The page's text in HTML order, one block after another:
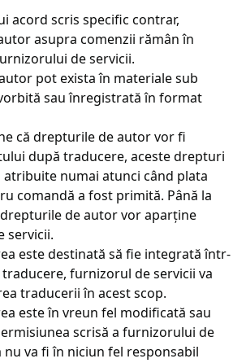
acord scris specific contrar,
asupra comenzii rămân în
de servicii.
pot exista în materiale sub
sau înregistrată în format
că drepturile de autor vor fi
după traducere, aceste drepturi
numai atunci când plata
comandă a fost primită. Până la
de autor vor aparține
servicii.
este destinată să fie integrată într-
furnizorul de servicii va
traducerii în acest scop.
este în vreun fel modificată sau
scrisă a furnizorului de
nu va fi în niciun fel responsabil